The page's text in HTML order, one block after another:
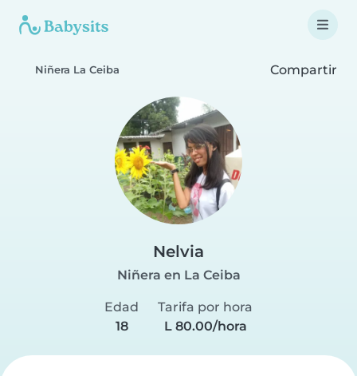
Niñera La Ceiba Compartir
Nelvia
Niñera en La Ceiba
Edad
18
Tarifa por hora
L 80.00/hora